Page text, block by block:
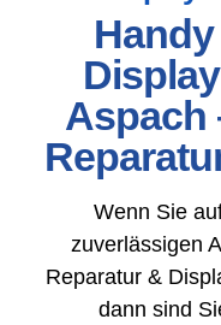
Aspach
Wenn Sie
zuverlässigen
Reparatur &
dann sind